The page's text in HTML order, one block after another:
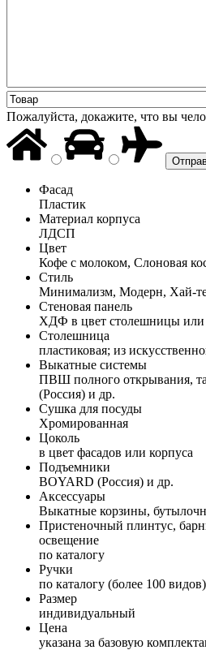
Пожалуйста, докажите, что вы
Фасад
Пластик
Материал корпуса
ЛДСП
Цвет
Кофе с молоком, Слоновая
Стиль
Минимализм, Модерн, Хай-
Стеновая панель
ХДФ в цвет столешницы или
Столешница
пластиковая; из
Выкатные системы
ПВШ полного открывания,
(Россия) и др.
Сушка для посуды
Хромированная
Цоколь
в цвет фасадов или корпуса
Подъемники
BOYARD (Россия) и др.
Аксессуары
Выкатные корзины,
Пристеночный плинтус,
освещение
по каталогу
Ручки
по каталогу (более 100 видов)
Размер
индивидуальный
Цена
указана за базовую